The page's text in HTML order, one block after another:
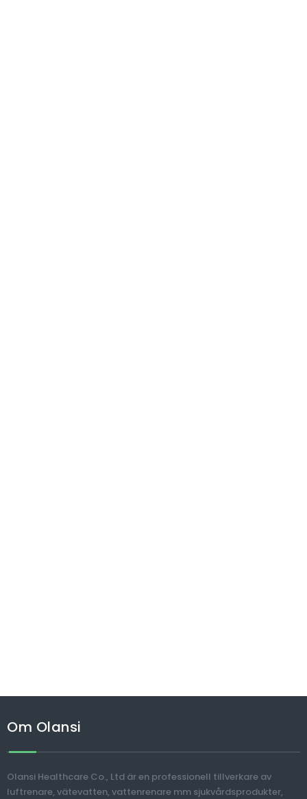
Om Olansi
Olansi Healthcare Co., Ltd är en professionell tillverkare av
luftrenare, vätevatten, vattenrenare mm sjukvårdsprodukter,